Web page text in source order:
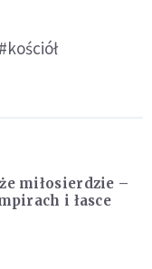
#kościół
miłosierdzie –
i łasce